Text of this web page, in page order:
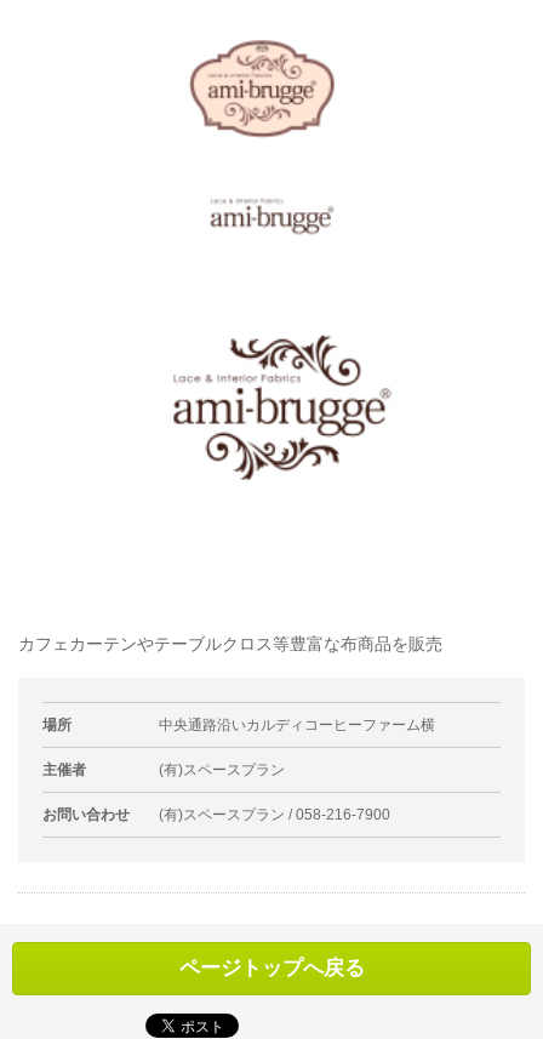
カフェカーテンやテーブルクロス等豊富な布商品を販売
場所 中央通路沿いカルディコーヒーファーム横
主催者 (有)スペースプラン
お問い合わせ (有)スペースプラン / 058-216-7900
ページトップへ戻る